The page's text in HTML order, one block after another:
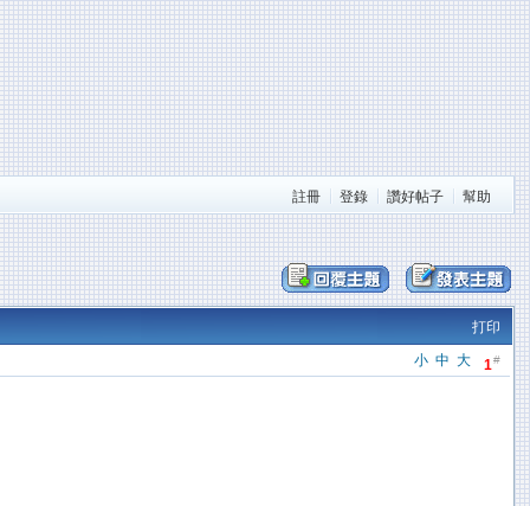
註冊 登錄 讚好帖子 幫助
打印
1#
大
中
小